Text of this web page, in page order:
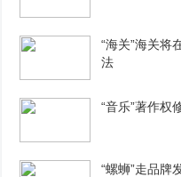
“海关”海关将
法
“音乐”著作权
“螺蛳”走品牌